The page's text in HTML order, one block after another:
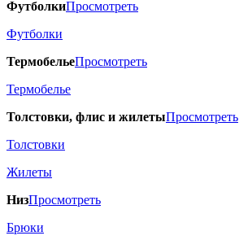
ФутболкиПросмотреть
Футболки
ТермобельеПросмотреть
Термобелье
Толстовки, флис и жилетыПросмотреть
Толстовки
Жилеты
НизПросмотреть
Брюки